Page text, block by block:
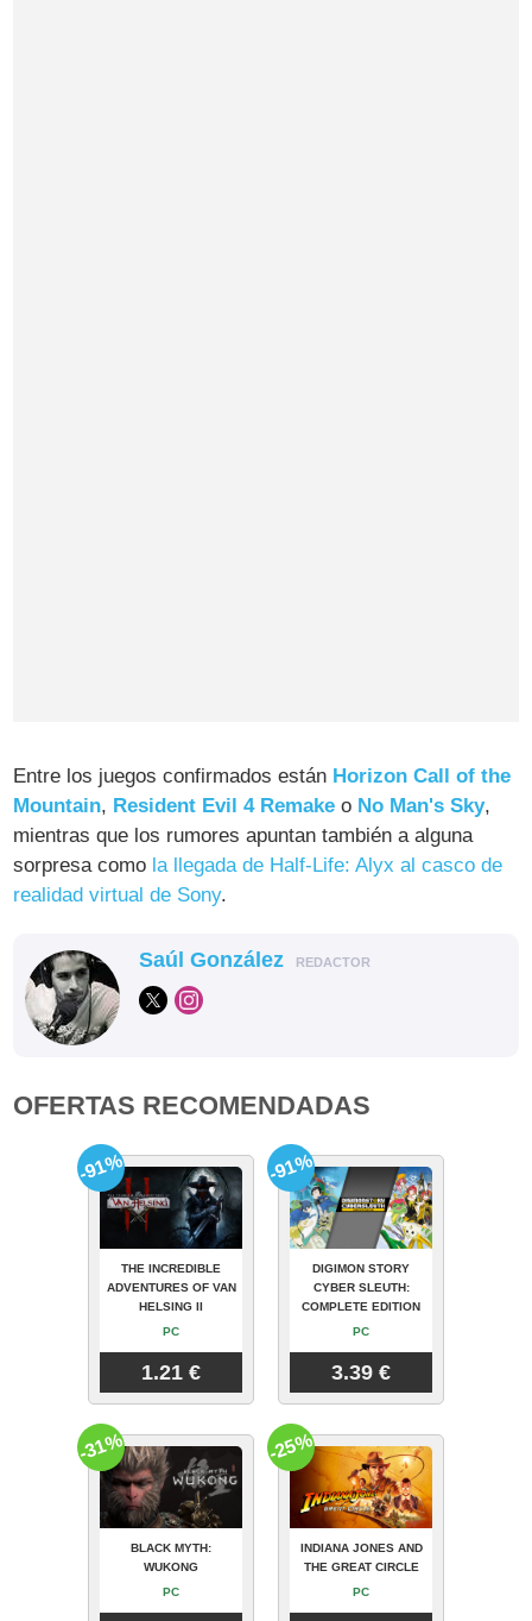
Entre los juegos confirmados están Horizon Call of the
Mountain, Resident Evil 4 Remake o No Man's Sky,
mientras que los rumores apuntan también a alguna
sorpresa como la llegada de Half-Life: Alyx al casco de
realidad virtual de Sony.
Saúl González REDACTOR
OFERTAS RECOMENDADAS
THE INCREDIBLE
ADVENTURES OF VAN
HELSING II
PC
1.21 €
-91%
DIGIMON STORY
CYBER SLEUTH:
COMPLETE EDITION
PC
3.39 €
-91%
BLACK MYTH:
WUKONG
PC
-31%
INDIANA JONES AND
THE GREAT CIRCLE
PC
-25%